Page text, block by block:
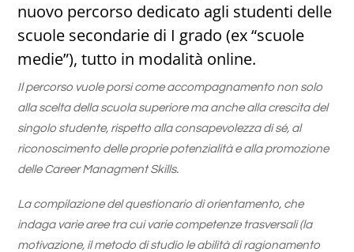
nuovo percorso dedicato agli studenti delle
scuole secondarie di I grado (ex “scuole
medie”), tutto in modalità online.
Il percorso vuole porsi come accompagnamento non solo
alla scelta della scuola superiore ma anche alla crescita del
singolo studente, rispetto alla consapevolezza di sé, al
riconoscimento delle proprie potenzialità e alla promozione
delle Career Managment Skills.
La compilazione del questionario di orientamento, che
indaga varie aree tra cui varie competenze trasversali (la
motivazione, il metodo di studio le abilità di ragionamento